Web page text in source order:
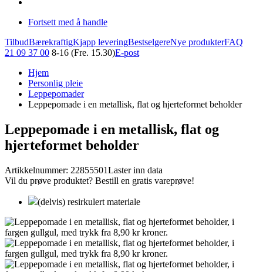
Fortsett med å handle
TilbudBærekraftigKjapp leveringBestselgereNye produkterFAQ
21 09 37 00 8-16 (Fre. 15.30)E-post
Hjem
Personlig pleie
Leppepomader
Leppepomade i en metallisk, flat og hjerteformet beholder
Leppepomade i en metallisk, flat og
hjerteformet beholder
Artikkelnummer: 22855501Laster inn data
Vil du prøve produktet? Bestill en gratis vareprøve!
(delvis) resirkulert materiale